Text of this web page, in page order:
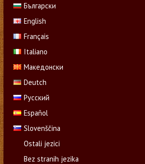
Български
English
Français
Italiano
Македонски
Deutch
Русский
Español
Slovenščina
Ostali jezici
Bez stranih jezika